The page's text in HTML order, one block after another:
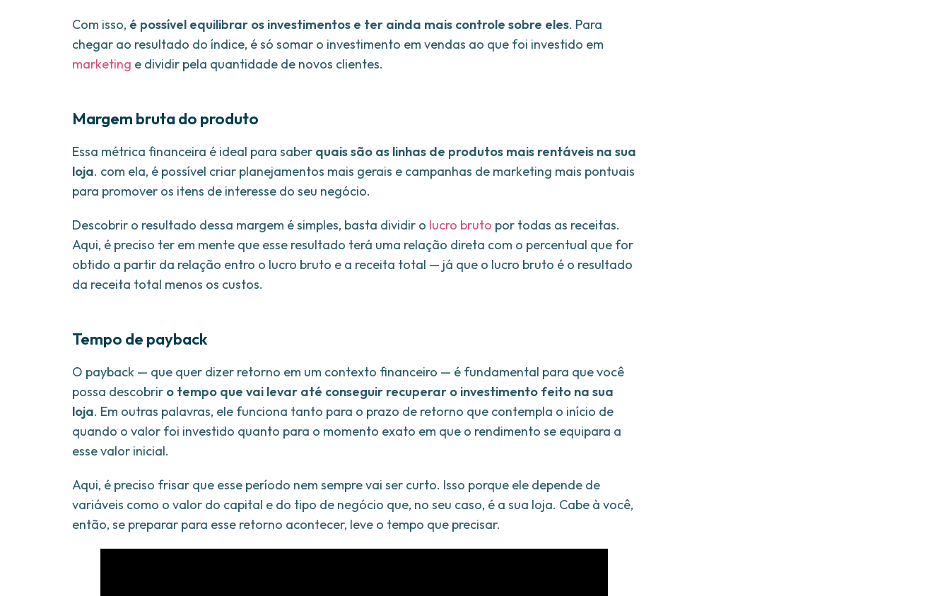
Com isso, é possível equilibrar os investimentos e ter ainda mais controle sobre eles. Para
chegar ao resultado do índice, é só somar o investimento em vendas ao que foi investido em
marketing e dividir pela quantidade de novos clientes.
Margem bruta do produto
Essa métrica financeira é ideal para saber quais são as linhas de produtos mais rentáveis na sua
loja. com ela, é possível criar planejamentos mais gerais e campanhas de marketing mais pontuais
para promover os itens de interesse do seu negócio.
Descobrir o resultado dessa margem é simples, basta dividir o lucro bruto por todas as receitas.
Aqui, é preciso ter em mente que esse resultado terá uma relação direta com o percentual que for
obtido a partir da relação entro o lucro bruto e a receita total — já que o lucro bruto é o resultado
da receita total menos os custos.
Tempo de payback
O payback — que quer dizer retorno em um contexto financeiro — é fundamental para que você
possa descobrir o tempo que vai levar até conseguir recuperar o investimento feito na sua
loja. Em outras palavras, ele funciona tanto para o prazo de retorno que contempla o início de
quando o valor foi investido quanto para o momento exato em que o rendimento se equipara a
esse valor inicial.
Aqui, é preciso frisar que esse período nem sempre vai ser curto. Isso porque ele depende de
variáveis como o valor do capital e do tipo de negócio que, no seu caso, é a sua loja. Cabe à você,
então, se preparar para esse retorno acontecer, leve o tempo que precisar.